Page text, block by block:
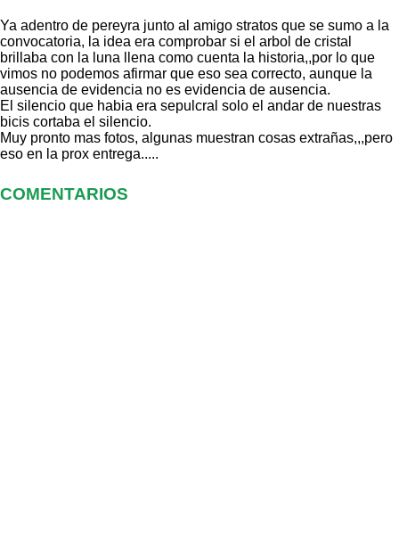
Ya adentro de pereyra junto al amigo stratos que se sumo a la
convocatoria, la idea era comprobar si el arbol de cristal
brillaba con la luna llena como cuenta la historia,,por lo que
vimos no podemos afirmar que eso sea correcto, aunque la
ausencia de evidencia no es evidencia de ausencia.
El silencio que habia era sepulcral solo el andar de nuestras
bicis cortaba el silencio.
Muy pronto mas fotos, algunas muestran cosas extrañas,,,pero
eso en la prox entrega.....
COMENTARIOS